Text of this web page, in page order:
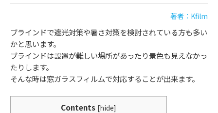
著者：Kfilm
ブラインドで遮光対策や暑さ対策を検討されている方も多い
かと思います。
ブラインドは設置が難しい場所があったり景色も見えなかっ
たりします。
そんな時は窓ガラスフィルムで対応することが出来ます。
Contents [hide]